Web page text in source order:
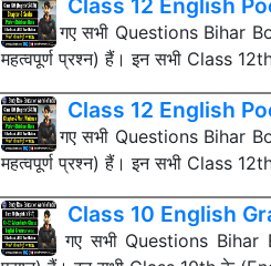
Class 12 English
नीचे दिए गए सभी Questions Bihar
महत्वपूर्ण प्रश्न) हैं। इन सभी Class
Class 12 English
नीचे दिए गए सभी Questions Bihar
महत्वपूर्ण प्रश्न) हैं। इन सभी Class
Class 10 English
नीचे दिए गए सभी Questions Bihar